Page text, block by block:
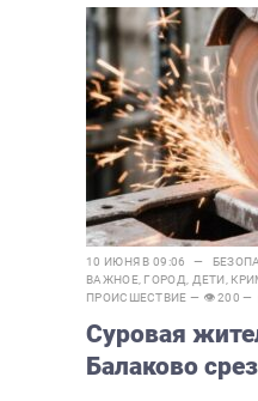
10 ИЮНЯ В 09:06 —
ВАЖНОЕ, ГОРОД ДЕТИ
ПРОИСШЕСТВИЕ — 👁 200 —
Суровая
Балаково